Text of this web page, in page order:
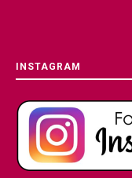
INSTAGRAM